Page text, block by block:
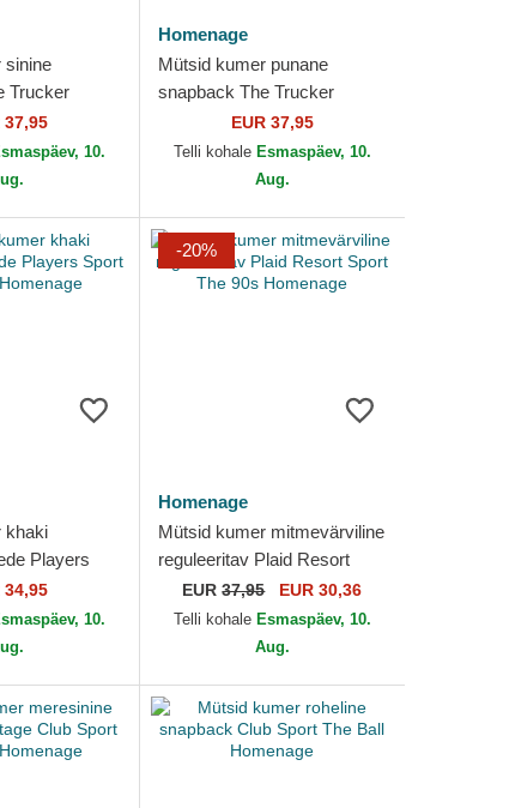
sinine
Trucker
Homenage
37,95
10.
Homenage
Mütsid kumer punane
snapback The Trucker
Underdogs The Homenage
EUR 37,95
Telli kohale Esmaspäev, 10.
Aug.
khaki
Players
Homenage
34,95
10.
-20%
Homenage
Mütsid kumer mitmevärviline
reguleeritav Plaid Resort
Sport The 90s Homenage
EUR37,95 EUR 30,36
Telli kohale Esmaspäev, 10.
Aug.